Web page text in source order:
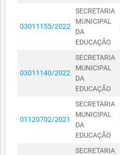
03011155/2022
SECRETARIA
MUNICIPAL
DA
EDUCAÇÃO
03011140/2022
SECRETARIA
MUNICIPAL
DA
EDUCAÇÃO
01120702/2021
SECRETARIA
MUNICIPAL
DA
EDUCAÇÃO
SECRETARIA